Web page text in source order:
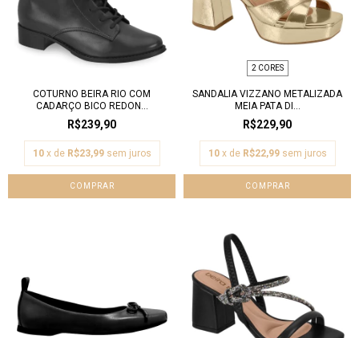
COTURNO BEIRA RIO COM
CADARÇO BICO REDON...
R$239,90
10 x de R$23,99 sem juros
COMPRAR
2 CORES
SANDALIA VIZZANO METALIZADA
MEIA PATA DI...
R$229,90
10 x de R$22,99 sem juros
COMPRAR